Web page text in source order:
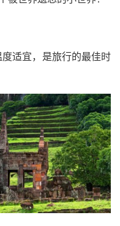
适宜，是旅行的最佳时